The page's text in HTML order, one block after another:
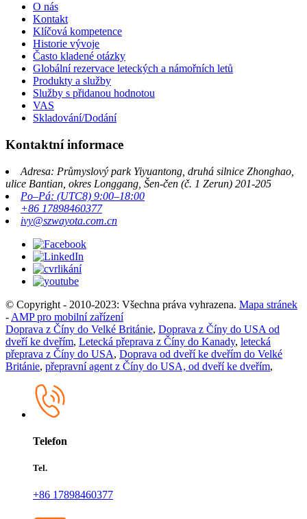
O nás
Kontakt
Klíčová kompetence
Historie vývoje
Často kladené otázky
Globální rezervace leteckých a námořních letů
Produkty a služby
Služby s přidanou hodnotou
VAS
Skladování/Dodání
Kontaktní informace
Adresa: Průmyslový park Yiyuantong, druhá silnice Zhonghao,
ulice Bantian, okres Longgang, Šen-čen (č. 1 Zerun) 201-205
Po–Pá: (UTC8) 9:00–18:00
+86 17898460377
ivy@szwayota.com.cn
© Copyright - 2010-2023: Všechna práva vyhrazena. Mapa stránek
- AMP pro mobilní zařízení
Doprava z Číny do Velké Británie, Doprava z Číny do USA od
dveří ke dveřím, Letecká přeprava z Číny do Kanady, letecká
přeprava z Číny do USA, Doprava od dveří ke dveřím do Velké
Británie, přepravní agent z Číny do USA, od dveří ke dveřím,
Telefon
Tel.
+86 17898460377